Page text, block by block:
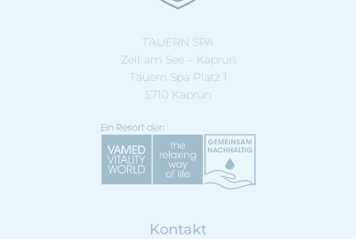
TAUERN SPA
Zell am See – Kaprun
Tauern Spa Platz 1
5710 Kaprun
Kontakt